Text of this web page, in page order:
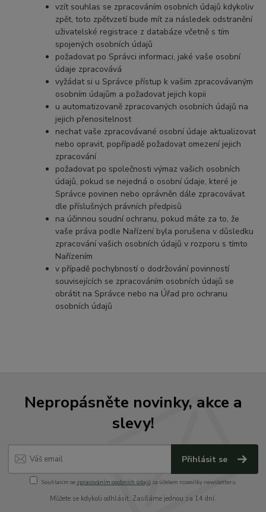
vzít souhlas se zpracováním osobních údajů kdykoliv
zpět, toto zpětvzetí bude mít za následek odstranění
uživatelské registrace z databáze včetně s tím
spojených osobních údajů
požadovat po Správci informaci, jaké vaše osobní
údaje zpracovává
vyžádat si u Správce přístup k vašim zpracovávaným
osobním údajům a požadovat jejich kopii
u automatizovaně zpracovaných osobních údajů na
jejich přenositelnost
nechat vaše zpracovávané osobní údaje aktualizovat
nebo opravit, popřípadě požadovat omezení jejich
zpracování
požadovat po společnosti výmaz vašich osobních
údajů, pokud se nejedná o osobní údaje, které je
Správce povinen nebo oprávněn dále zpracovávat
dle příslušných právních předpisů
na účinnou soudní ochranu, pokud máte za to, že
vaše práva podle Nařízení byla porušena v důsledku
zpracování vašich osobních údajů v rozporu s tímto
Nařízením
v případě pochybností o dodržování povinností
souvisejících se zpracováním osobních údajů se
obrátit na Správce nebo na Úřad pro ochranu
osobních údajů
Nepropásněte novinky, akce a
slevy!
Přihlásit se
Souhlasím se zpracováním osobních údajůza účelem rozesílky newsletteru.
Můžete se kdykoli odhlásit. Zasíláme jednou za 14 dní.